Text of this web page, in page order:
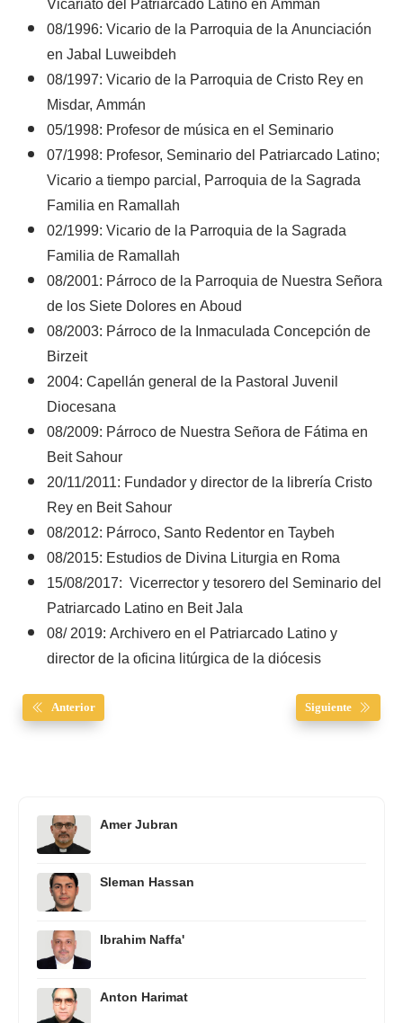
08/1996: Vicario de la Parroquia de la Anunciación
en Jabal Luweibdeh
08/1997: Vicario de la Parroquia de Cristo Rey en
Misdar, Ammán
05/1998: Profesor de música en el Seminario
07/1998: Profesor, Seminario del Patriarcado Latino;
Vicario a tiempo parcial, Parroquia de la Sagrada
Familia en Ramallah
02/1999: Vicario de la Parroquia de la Sagrada
Familia de Ramallah
08/2001: Párroco de la Parroquia de Nuestra Señora
de los Siete Dolores en Aboud
08/2003: Párroco de la Inmaculada Concepción de
Birzeit
2004: Capellán general de la Pastoral Juvenil
Diocesana
08/2009: Párroco de Nuestra Señora de Fátima en
Beit Sahour
20/11/2011: Fundador y director de la librería Cristo
Rey en Beit Sahour
08/2012: Párroco, Santo Redentor en Taybeh
08/2015: Estudios de Divina Liturgia en Roma
15/08/2017: Vicerrector y tesorero del Seminario del
Patriarcado Latino en Beit Jala
08/ 2019: Archivero en el Patriarcado Latino y
director de la oficina litúrgica de la diócesis
Anterior Siguiente
Amer Jubran
Sleman Hassan
Ibrahim Naffa'
Anton Harimat